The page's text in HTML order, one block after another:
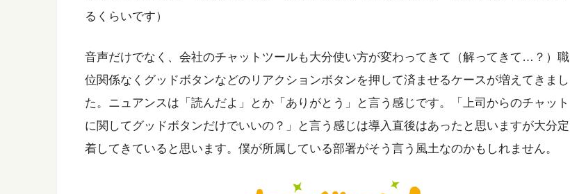
るくらいです）
音声だけでなく、会社のチャットツールも大分使い方が変わってきて（解ってきて…？）職
位関係なくグッドボタンなどのリアクションボタンを押して済ませるケースが増えてきまし
た。ニュアンスは「読んだよ」とか「ありがとう」と言う感じです。「上司からのチャット
に関してグッドボタンだけでいいの？」と言う感じは導入直後はあったと思いますが大分定
着してきていると思います。僕が所属している部署がそう言う風土なのかもしれません。